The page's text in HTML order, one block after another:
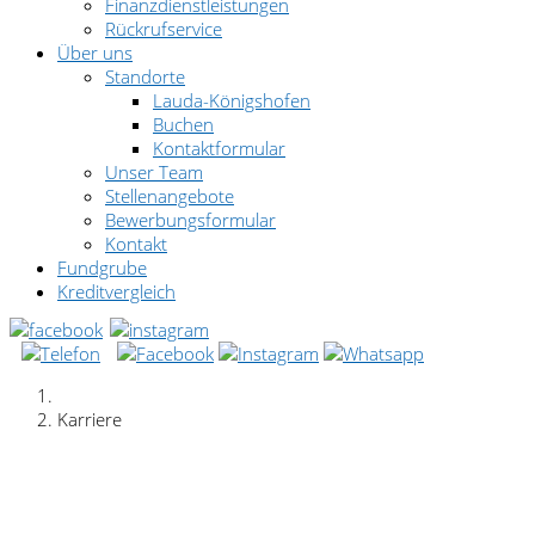
Finanzdienstleistungen
Rückrufservice
Über uns
Standorte
Lauda-Königshofen
Buchen
Kontaktformular
Unser Team
Stellenangebote
Bewerbungsformular
Kontakt
Fundgrube
Kreditvergleich
Karriere